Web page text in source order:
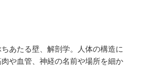
あたる壁、解剖学。人体の構造に
や血管、神経の名前や場所を細か